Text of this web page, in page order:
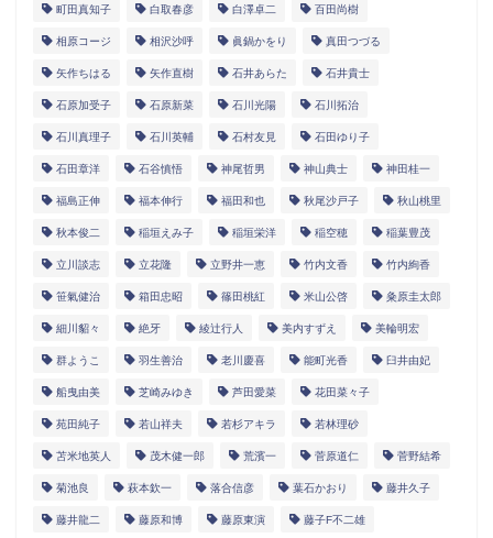
町田真知子 白取春彦 白澤卓二 百田尚樹
相原コージ 相沢沙呼 眞鍋かをり 真田つづる
矢作ちはる 矢作直樹 石井あらた 石井貴士
石原加受子 石原新菜 石川光陽 石川拓治
石川真理子 石川英輔 石村友見 石田ゆり子
石田章洋 石谷慎悟 神尾哲男 神山典士 神田桂一
福島正伸 福本伸行 福田和也 秋尾沙戸子 秋山桃里
秋本俊二 稲垣えみ子 稲垣栄洋 稲空穂 稲葉豊茂
立川談志 立花隆 立野井一恵 竹内文香 竹内絢香
笹氣健治 箱田忠昭 篠田桃紅 米山公啓 粂原圭太郎
細川貂々 絶牙 綾辻行人 美内すずえ 美輪明宏
群ようこ 羽生善治 老川慶喜 能町光香 臼井由妃
船曳由美 芝崎みゆき 芦田愛菜 花田菜々子
苑田純子 若山祥夫 若杉アキラ 若林理砂
苫米地英人 茂木健一郎 荒濱一 菅原道仁 菅野結希
菊池良 萩本欽一 落合信彦 葉石かおり 藤井久子
藤井龍二 藤原和博 藤原東演 藤子F不二雄